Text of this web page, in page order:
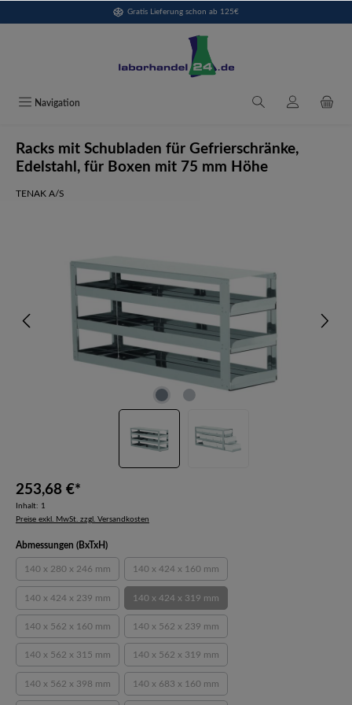
Gratis Lieferung schon ab 125€
Navigation
Racks mit Schubladen für Gefrierschränke,
Edelstahl, für Boxen mit 75 mm Höhe
TENAK A/S
253,68 €*
Inhalt: 1
Preise exkl. MwSt. zzgl. Versandkosten
Abmessungen (BxTxH)auswählen
140 x 280 x 246 mm(Diese Option ist zurzeit nicht verfügbar.)
140 x 424 x 160 mm(Diese Option ist zurzeit nicht verfügbar.)
140 x 424 x 239 mm(Diese Option ist zurzeit nicht verfügbar.)
140 x 424 x 319 mm(Diese Option ist zurzeit nicht verfügbar.)
140 x 562 x 160 mm(Diese Option ist zurzeit nicht verfügbar.)
140 x 562 x 239 mm(Diese Option ist zurzeit nicht verfügbar.)
140 x 562 x 315 mm(Diese Option ist zurzeit nicht verfügbar.)
140 x 562 x 319 mm(Diese Option ist zurzeit nicht verfügbar.)
140 x 562 x 398 mm(Diese Option ist zurzeit nicht verfügbar.)
140 x 683 x 160 mm(Diese Option ist zurzeit nicht verfügbar.)